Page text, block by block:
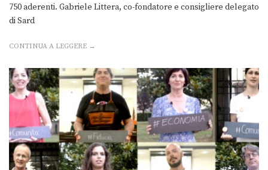
750 aderenti. Gabriele Littera, co-fondatore e consigliere delegato
di Sard
CONTINUA A LEGGERE →